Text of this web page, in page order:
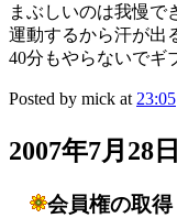
まぶしいのは我慢で
運動するから汗が出
40分もやらないでギ
Posted by mick at23:05
2007年7月28日
会員権の取得